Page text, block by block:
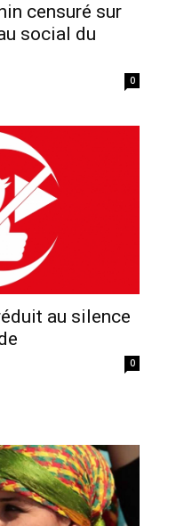
censuré sur
social du
0
au silence
0